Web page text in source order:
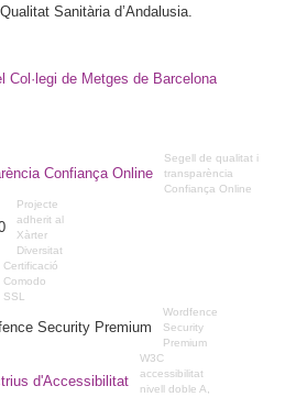
Segell de qualitat i
transparència
Confiança Online
Projecte
adherit al
Xàrter
Diversitat
Certificació
Comodo
SSL
Wordfence
Security
Premium
W3C
accessibilitat
nivell doble A,